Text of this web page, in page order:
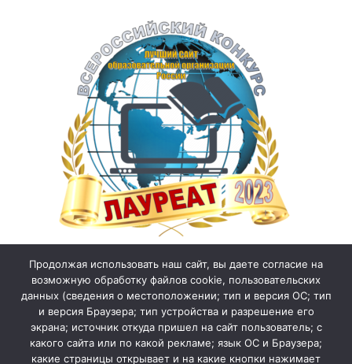
Продолжая использовать наш сайт, вы даете согласие на
возможную обработку файлов cookie, пользовательских
данных (сведения о местоположении; тип и версия ОС; тип
и версия Браузера; тип устройства и разрешение его
экрана; источник откуда пришел на сайт пользователь; с
какого сайта или по какой рекламе; язык ОС и Браузера;
какие страницы открывает и на какие кнопки нажимает